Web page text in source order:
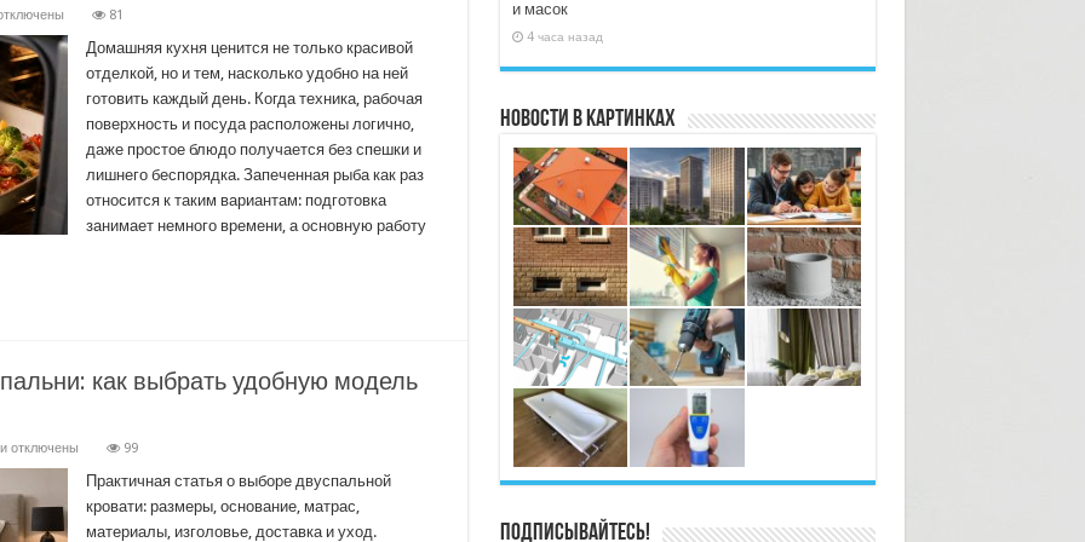
без
лишней
суеты:
81
Домашняя кухня ценится не только красивой
отделкой, но и тем, насколько удобно на ней
готовить каждый день. Когда техника, рабочая
поверхность и посуда расположены логично,
даже простое блюдо получается без спешки и
лишнего беспорядка. Запеченная рыба как раз
относится к таким вариантам: подготовка
занимает немного времени, а основную работу
как выбрать удобную модель
к
кровать
спальни:
отключены 99
Практичная статья о выборе двуспальной
кровати: размеры, основание, матрас,
материалы, изголовье, доставка и уход.
и масок
4 часа назад
Новости в картинках
Подписывайтесь!